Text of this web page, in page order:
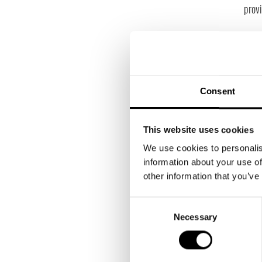
Consent
This website uses cookies
We use cookies to
information about your use
other information that
Necessary
-
Om
för
–